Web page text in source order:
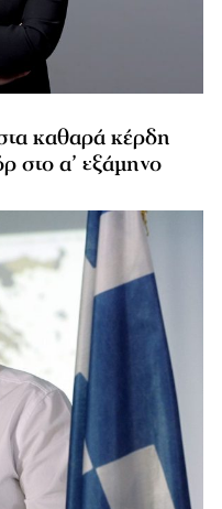
καθαρά κέρδη
στο α’ εξάμηνο